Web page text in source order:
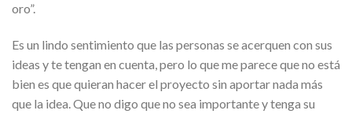
oro”.
Es un lindo sentimiento que las personas se acerquen con sus
ideas y te tengan en cuenta, pero lo que me parece que no está
bien es que quieran hacer el proyecto sin aportar nada más
que la idea. Que no digo que no sea importante y tenga su